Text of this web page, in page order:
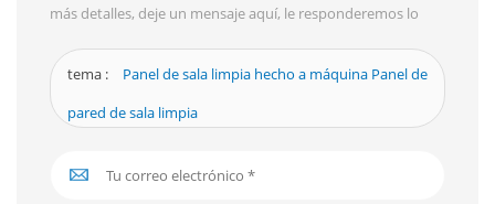
más detalles, deje un mensaje aquí, le responderemos lo
tema :
Panel de sala limpia hecho a máquina Panel de
pared de sala limpia